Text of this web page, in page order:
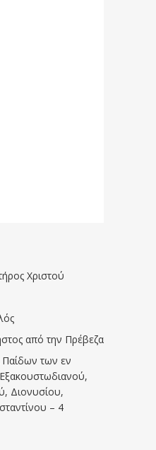
Χριστού
από την Πρέβεζα
των εν
Διονυσίου,
– 4